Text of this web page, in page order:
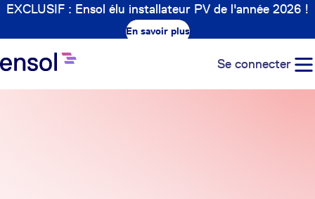
EXCLUSIF : Ensol élu installateur PV de l'année 2026 !
En savoir plus
Se connecter